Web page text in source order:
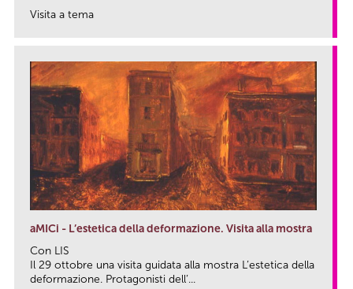
Visita a tema
aMICi - L’estetica della deformazione. Visita alla mostra
Con LIS
Il 29 ottobre una visita guidata alla mostra L’estetica della
deformazione. Protagonisti dell’...